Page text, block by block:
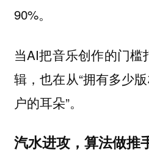
90%。
当AI把音乐创作的门槛
辑，也在从“拥有多少
户的耳朵”。
汽水进攻，算法做推